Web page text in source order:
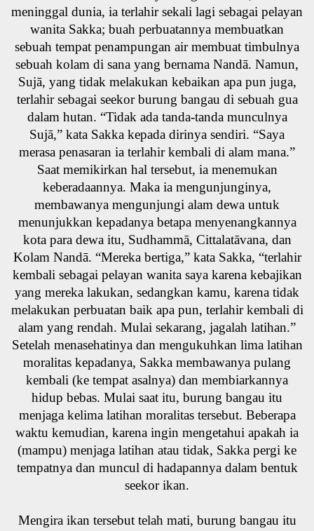
meninggal dunia, ia terlahir sekali lagi sebagai pelayan
wanita Sakka; buah perbuatannya membuatkan
sebuah tempat penampungan air membuat timbulnya
sebuah kolam di sana yang bernama Nandā. Namun,
Sujā, yang tidak melakukan kebaikan apa pun juga,
terlahir sebagai seekor burung bangau di sebuah gua
dalam hutan. “Tidak ada tanda-tanda munculnya
Sujā,” kata Sakka kepada dirinya sendiri. “Saya
merasa penasaran ia terlahir kembali di alam mana.”
Saat memikirkan hal tersebut, ia menemukan
keberadaannya. Maka ia mengunjunginya,
membawanya mengunjungi alam dewa untuk
menunjukkan kepadanya betapa menyenangkannya
kota para dewa itu, Sudhammā, Cittalatāvana, dan
Kolam Nandā. “Mereka bertiga,” kata Sakka, “terlahir
kembali sebagai pelayan wanita saya karena kebajikan
yang mereka lakukan, sedangkan kamu, karena tidak
melakukan perbuatan baik apa pun, terlahir kembali di
alam yang rendah. Mulai sekarang, jagalah latihan.”
Setelah menasehatinya dan mengukuhkan lima latihan
moralitas kepadanya, Sakka membawanya pulang
kembali (ke tempat asalnya) dan membiarkannya
hidup bebas. Mulai saat itu, burung bangau itu
menjaga kelima latihan moralitas tersebut. Beberapa
waktu kemudian, karena ingin mengetahui apakah ia
(mampu) menjaga latihan atau tidak, Sakka pergi ke
tempatnya dan muncul di hadapannya dalam bentuk
seekor ikan.
Mengira ikan tersebut telah mati, burung bangau itu